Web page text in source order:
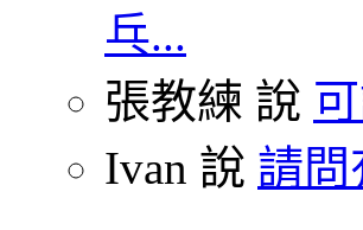
乓...
張教練 說
Ivan 說 請問